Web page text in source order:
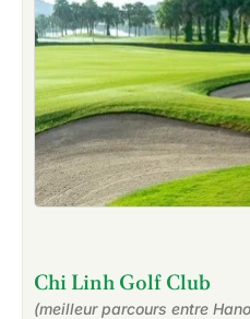
Chi Linh Golf Club
(meilleur parcours entre